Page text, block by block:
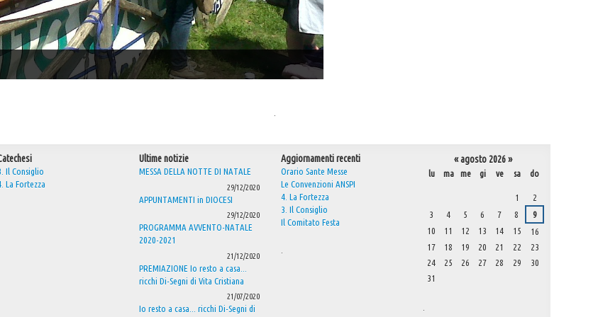
Il Consiglio
La Fortezza
Ultime notizie
MESSA DELLA NOTTE DI NATALE
29/12/2020
APPUNTAMENTI in DIOCESI
29/12/2020
PROGRAMMA AVVENTO-NATALE
2020-2021
21/12/2020
PREMIAZIONE Io resto a casa...
ricchi Di-Segni di Vita Cristiana
21/07/2020
Io resto a casa... ricchi Di-Segni di
Aggiornamenti recenti
Orario Sante Messe
Le Convenzioni ANSPI
4. La Fortezza
3. Il Consiglio
Il Comitato Festa
«agosto 2026»
lu ma me gi ve sa do
1
2
3
4 5 6 7 8
9
10
11 12 13 14 15
16
17
18 19 20 21 22
23
24
25 26 27 28 29
30
31